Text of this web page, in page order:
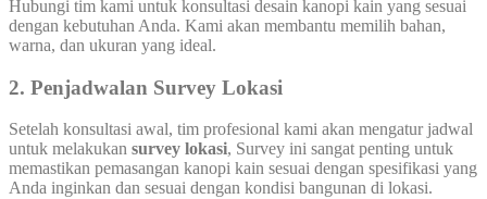
Hubungi tim kami untuk konsultasi desain kanopi kain yang sesuai
dengan kebutuhan Anda. Kami akan membantu memilih bahan,
warna, dan ukuran yang ideal.
2. Penjadwalan Survey Lokasi
Setelah konsultasi awal, tim profesional kami akan mengatur jadwal
untuk melakukan survey lokasi, Survey ini sangat penting untuk
memastikan pemasangan kanopi kain sesuai dengan spesifikasi yang
Anda inginkan dan sesuai dengan kondisi bangunan di lokasi.